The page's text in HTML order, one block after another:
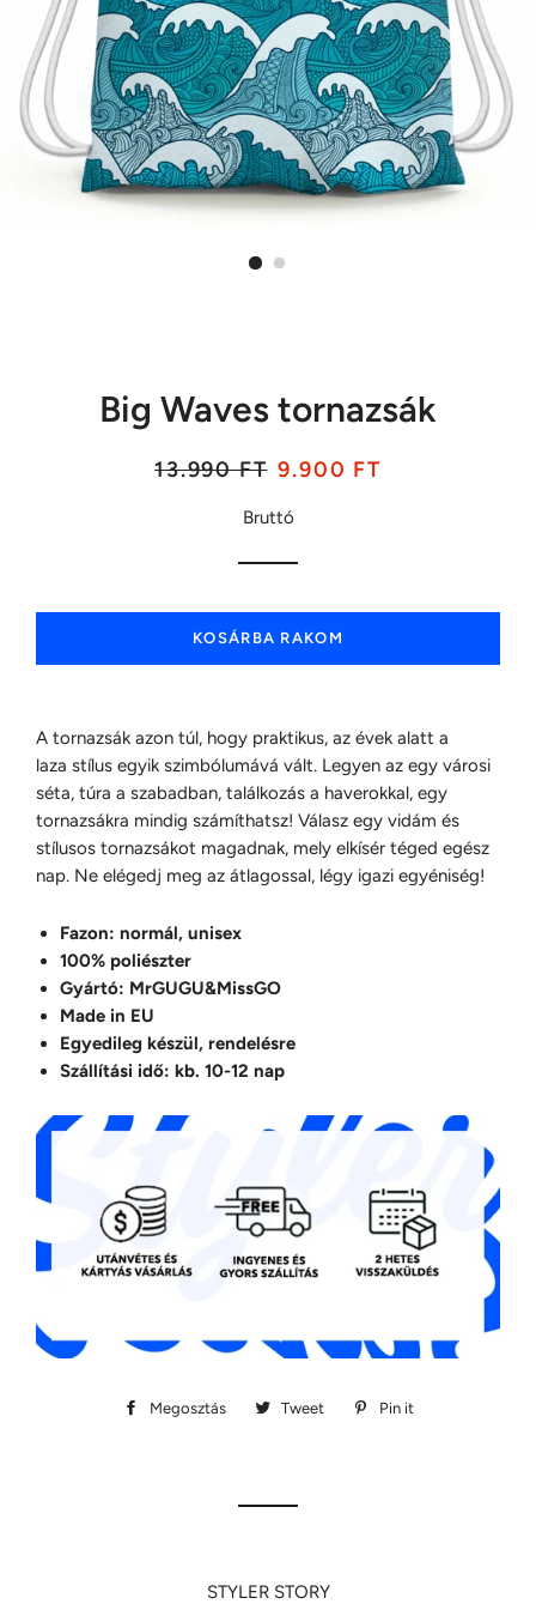
Big Waves tornazsák
Listaár
13.990 FT Akciós
9.900 FT
Bruttó
KOSÁRBA RAKOM
A tornazsák azon túl, hogy praktikus, az évek alatt a
laza stílus egyik szimbólumává vált. Legyen az egy városi
séta, túra a szabadban, találkozás a haverokkal, egy
tornazsákra mindig számíthatsz! Válasz egy vidám és
stílusos tornazsákot magadnak, mely elkísér téged egész
nap. Ne elégedj meg az átlagossal, légy igazi egyéniség!
Fazon: normál, unisex
100% poliészter
Gyártó: MrGUGU&MissGO
Made in EU
Egyedileg készül, rendelésre
Szállítási idő: kb. 10-12 nap
Megosztás
Megosztás
Tweet
Megosztás
Pin it
STYLER STORY